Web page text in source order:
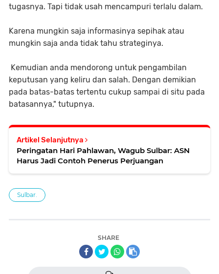
tugasnya. Tapi tidak usah mencampuri terlalu dalam.
Karena mungkin saja informasinya sepihak atau
mungkin saja anda tidak tahu strateginya.
Kemudian anda mendorong untuk pengambilan
keputusan yang keliru dan salah. Dengan demikian
pada batas-batas tertentu cukup sampai di situ pada
batasannya," tutupnya.
Artikel Selanjutnya
Peringatan Hari Pahlawan, Wagub Sulbar: ASN
Harus Jadi Contoh Penerus Perjuangan
Sulbar.
SHARE